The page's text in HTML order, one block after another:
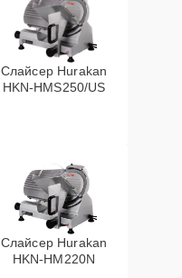
Слайсер Hurakan
HKN-HMS250/US
Слайсер Hurakan
HKN-HM220N